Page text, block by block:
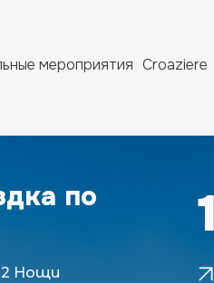
мероприятия Croaziere
6 Ночи